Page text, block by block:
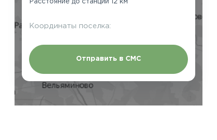
Расстояние до станции 12 км
Координаты поселка:
Отправить в СМС